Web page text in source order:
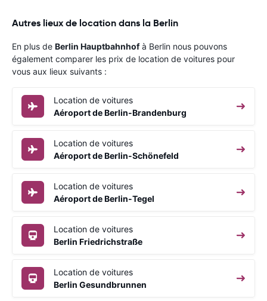
Autres lieux de location dans la Berlin
En plus de Berlin Hauptbahnhofà Berlin nous pouvons
également comparer les prix de location de voitures pour
vous aux lieux suivants :
Location de voitures
Aéroport de Berlin-Brandenburg
Location de voitures
Aéroport de Berlin-Schönefeld
Location de voitures
Aéroport de Berlin-Tegel
Location de voitures
Berlin Friedrichstraße
Location de voitures
Berlin Gesundbrunnen